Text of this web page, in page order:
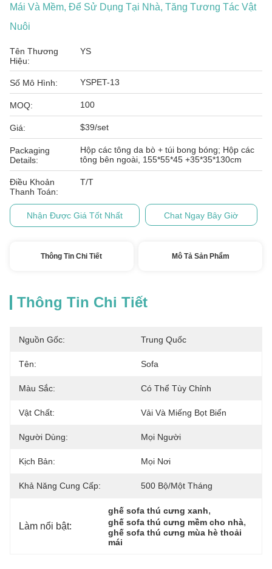
Mái Và Mềm, Để Sử Dụng Tại Nhà, Tăng Tương Tác Vật
Nuôi
Tên Thương
Hiệu:
YS
Số Mô Hình: YSPET-13
MOQ: 100
Giá: $39/set
Packaging
Details:
Hộp các tông da bò + túi bong bóng; Hộp các
tông bên ngoài, 155*55*45 +35*35*130cm
Điều Khoản
Thanh Toán:
T/T
Nhận Được Giá Tốt Nhất Chat Ngay Bây Giờ
Thông Tin Chi Tiết Mô Tả Sản Phẩm
Thông Tin Chi Tiết
Nguồn Gốc: Trung Quốc
Tên: Sofa
Màu Sắc: Có Thể Tùy Chỉnh
Vật Chất: Vải Và Miếng Bọt Biển
Người Dùng: Mọi Người
Kịch Bản: Mọi Nơi
Khả Năng Cung Cấp: 500 Bộ/một Tháng
Làm nổi bật:
ghế sofa thú cưng xanh,
ghế sofa thú cưng mềm cho nhà,
ghế sofa thú cưng mùa hè thoải
mái